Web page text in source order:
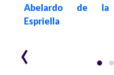
Abelardo de la
Espriella
‹